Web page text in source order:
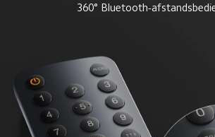
360° Bluetooth-